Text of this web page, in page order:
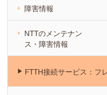
障害情報
NTTのメンテナン
ス・障害情報
FTTH接続サービス：フ